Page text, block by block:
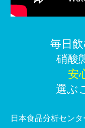
毎日
硝酸
安
選ぶ
日本食品分析センタ